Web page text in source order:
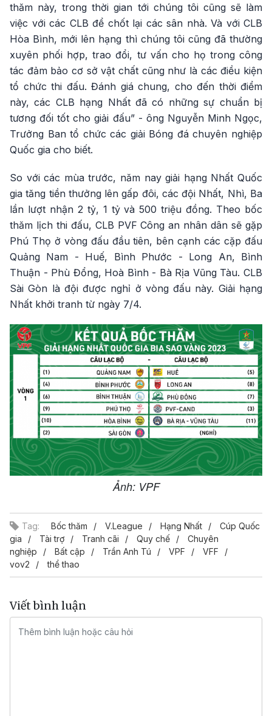
thăm này, trong thời gian tới chúng tôi cũng sẽ làm
việc với các CLB để chốt lại các sân nhà. Và với CLB
Hòa Bình, mới lên hạng thì chúng tôi cũng đã thường
xuyên phối hợp, trao đổi, tư vấn cho họ trong công
tác đảm bảo cơ sở vật chất cũng như là các điều kiện
tổ chức thi đấu. Đánh giá chung, cho đến thời điểm
này, các CLB hạng Nhất đã có những sự chuẩn bị
tương đối tốt cho giải đấu” - ông Nguyễn Minh Ngọc,
Trưởng Ban tổ chức các giải Bóng đá chuyên nghiệp
Quốc gia cho biết.
So với các mùa trước, năm nay giải hạng Nhất Quốc
gia tăng tiền thưởng lên gấp đôi, các đội Nhất, Nhì, Ba
lần lượt nhận 2 tỷ, 1 tỷ và 500 triệu đồng. Theo bốc
thăm lịch thi đấu, CLB PVF Công an nhân dân sẽ gặp
Phú Thọ ở vòng đấu đầu tiên, bên cạnh các cặp đấu
Quảng Nam - Huế, Bình Phước - Long An, Bình
Thuận - Phù Đổng, Hoà Bình - Bà Rịa Vũng Tàu. CLB
Sài Gòn là đội được nghỉ ở vòng đấu này. Giải hạng
Nhất khởi tranh từ ngày 7/4.
Ảnh: VPF
Tag: Bốc thăm V.League Hạng Nhất
Cúp Quốc
gia
Tài trợ Tranh cãi Quy chế
Chuyên
nghiệp
Bất cập Trần Anh Tú VPF
VFF
vov2
thể thao
Viết bình luận